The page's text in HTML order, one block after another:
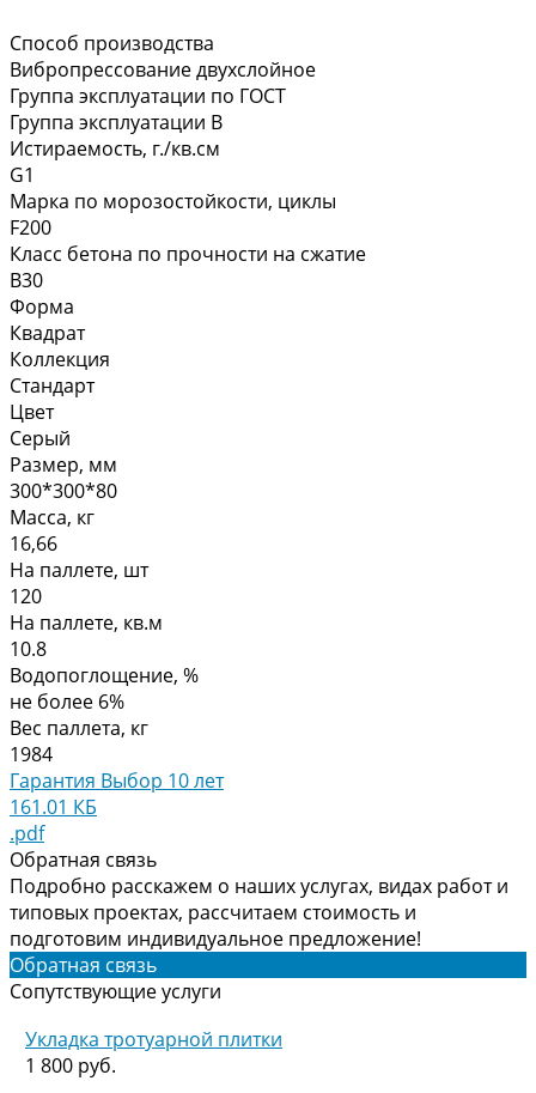
Способ производства
Вибропрессование двухслойное
Группа эксплуатации по ГОСТ
Группа эксплуатации В
Истираемость, г./кв.см
G1
Марка по морозостойкости, циклы
F200
Класс бетона по прочности на сжатие
В30
Форма
Квадрат
Коллекция
Стандарт
Цвет
Серый
Размер, мм
300*300*80
Масса, кг
16,66
На паллете, шт
120
На паллете, кв.м
10.8
Водопоглощение, %
не более 6%
Вес паллета, кг
1984
Гарантия Выбор 10 лет
161.01 КБ
.pdf
Обратная связь
Подробно расскажем о наших услугах, видах работ и
типовых проектах, рассчитаем стоимость и
подготовим индивидуальное предложение!
Обратная связь
Сопутствующие услуги
Укладка тротуарной плитки
1 800 руб.